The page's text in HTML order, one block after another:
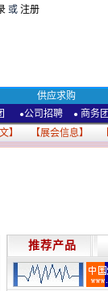
或 注册
供应求购
●公司招聘 ● 商务
】 【展会信息】
推荐产品